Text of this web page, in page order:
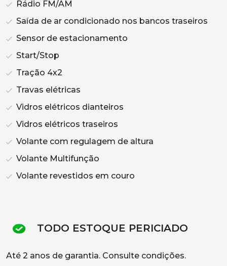
Rádio FM/AM
Saída de ar condicionado nos bancos traseiros
Sensor de estacionamento
Start/Stop
Tração 4x2
Travas elétricas
Vidros elétricos dianteiros
Vidros elétricos traseiros
Volante com regulagem de altura
Volante Multifunção
Volante revestidos em couro
TODO ESTOQUE PERICIADO
Até 2 anos de garantia. Consulte condições.